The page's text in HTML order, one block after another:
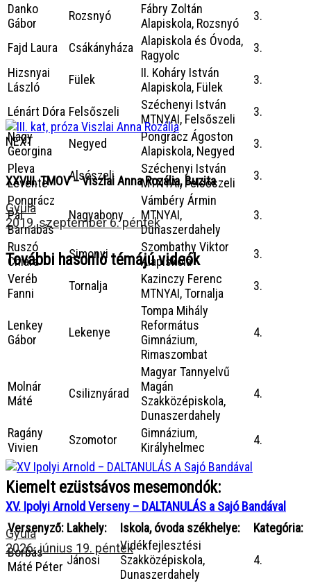
Danko
Gábor
Rozsnyó
Fábry Zoltán
Alapiskola, Rozsnyó
3.
Fajd Laura Csákányháza Alapiskola és Óvoda,
Ragyolc
3.
Hizsnyai
László
Fülek
II. Koháry István
Alapiskola, Fülek
3.
Lénárt Dóra Felsőszeli
Széchenyi István
MTNYAI, Felsőszeli
3.
Nagy
Georgina
Negyed
Pongrácz Ágoston
Alapiskola, Negyed
3.
Pleva
Levente
Alsószeli
Széchenyi István
MTNYAI, Felsőszeli
3.
Pongrácz
Pál
Barnabás
Nagyabony
Vámbéry Ármin
MTNYAI,
Dunaszerdahely
3.
Ruszó
Chiara
Simonyi
Szombathy Viktor
Alapiskola
3.
Veréb
Fanni
Tornalja
Kazinczy Ferenc
MTNYAI, Tornalja
3.
Lenkey
Gábor
Lekenye
Tompa Mihály
Református
Gimnázium,
Rimaszombat
4.
Molnár
Máté
Csiliznyárad
Magyar Tannyelvű
Magán
Szakközépiskola,
Dunaszerdahely
4.
Ragány
Vivien
Szomotor
Gimnázium,
Királyhelmec
4.
Kiemelt ezüstsávos mesemondók:
Versenyző: Lakhely: Iskola, óvoda székhelye:
Kategória:
Borbás
Máté Péter Jánosi
Vidékfejlesztési
Szakközépiskola,
Dunaszerdahely
4.
NEXT
XXVIII. TMOV – Viszlai Anna Rozália, Buzita
Gyula
2019. szeptember 6. péntek
További hasonló témájú videók
XV. Ipolyi Arnold Verseny – DALTANULÁS a Sajó Bandával
Gyula
2026. június 19. péntek